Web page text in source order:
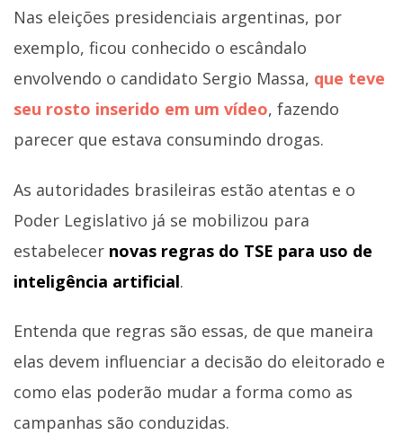
Nas eleições presidenciais argentinas, por
exemplo, ficou conhecido o escândalo
envolvendo o candidato Sergio Massa, que teve
seu rosto inserido em um vídeo, fazendo
parecer que estava consumindo drogas.
As autoridades brasileiras estão atentas e o
Poder Legislativo já se mobilizou para
estabelecer novas regras do TSE para uso de
inteligência artificial.
Entenda que regras são essas, de que maneira
elas devem influenciar a decisão do eleitorado e
como elas poderão mudar a forma como as
campanhas são conduzidas.